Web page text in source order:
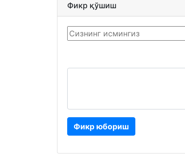
Фикр қўшиш
Фикр юбориш